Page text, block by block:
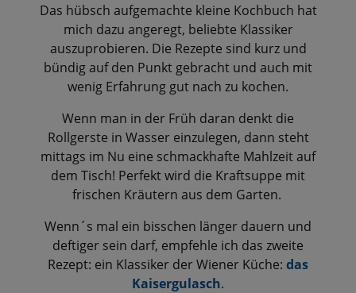
Das hübsch aufgemachte kleine Kochbuch hat
mich dazu angeregt, beliebte Klassiker
auszuprobieren. Die Rezepte sind kurz und
bündig auf den Punkt gebracht und auch mit
wenig Erfahrung gut nach zu kochen.
Wenn man in der Früh daran denkt die
Rollgerste in Wasser einzulegen, dann steht
mittags im Nu eine schmackhafte Mahlzeit auf
dem Tisch! Perfekt wird die Kraftsuppe mit
frischen Kräutern aus dem Garten.
Wenn´s mal ein bisschen länger dauern und
deftiger sein darf, empfehle ich das zweite
Rezept: ein Klassiker der Wiener Küche: das
Kaisergulasch.